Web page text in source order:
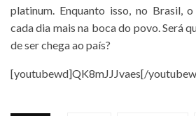
platinum. Enquanto isso, no Brasil,
cada dia mais na boca do povo. Será
de ser chega ao país?
[youtubewd]QK8mJJJvaes[/